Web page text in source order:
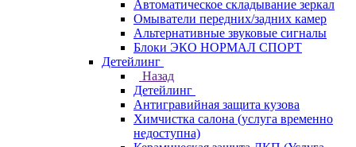
Автоматическое складывание зеркал
Омыватели передних/задних камер
Альтернативные звуковые сигналы
Блоки ЭКО НОРМАЛ СПОРТ
Детейлинг
Назад
Детейлинг
Антигравийная защита кузова
Химчистка салона (услуга временно
недоступна)